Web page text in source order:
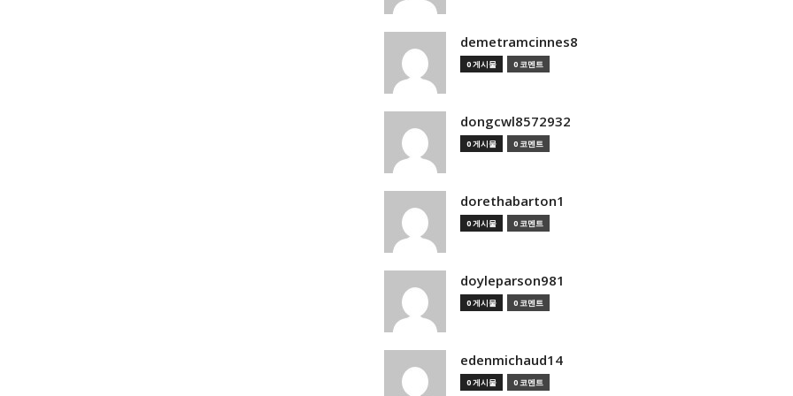
demetramcinnes8
0 게시물 0 코멘트
dongcwl8572932
0 게시물 0 코멘트
dorethabarton1
0 게시물 0 코멘트
doyleparson981
0 게시물 0 코멘트
edenmichaud14
0 게시물 0 코멘트